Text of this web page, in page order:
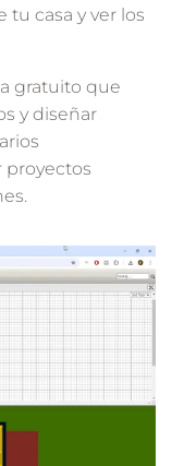
casa y ver los
gratuito que
y diseñar
proyectos